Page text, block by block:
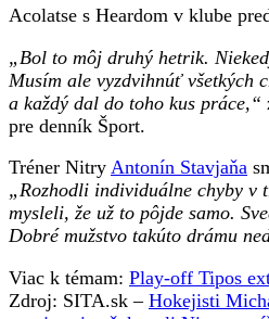
Acolatse s Heardom v klube
„Bol to môj druhý hetrik.
Musím ale vyzdvihnúť všetkých
a každý dal do toho kus práce,“
pre denník Šport.
Tréner Nitry Antonín Stavjaňa
„Rozhodli individuálne chyby v
mysleli, že už to pôjde samo.
Dobré mužstvo takúto drámu
Viac k témam: Play-off Tipos
Zdroj: SITA.sk – Hokejisti